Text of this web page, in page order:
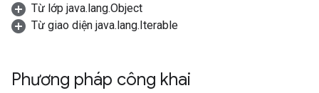
Từ lớp java.lang.Object
Từ giao diện java.lang.Iterable
Phương pháp công khai